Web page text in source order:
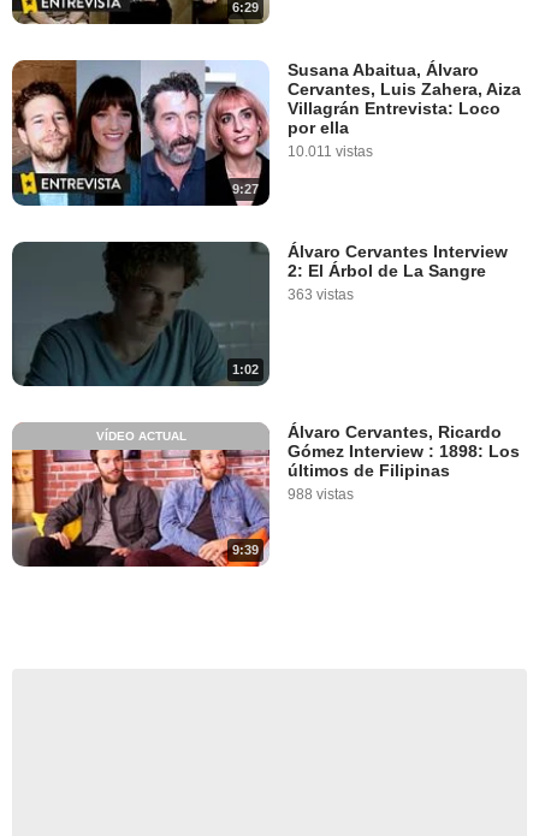
6:29
9:27
Susana Abaitua, Álvaro
Cervantes, Luis Zahera, Aiza
Villagrán Entrevista: Loco
por ella
10.011 vistas
1:02
Álvaro Cervantes Interview
2: El Árbol de La Sangre
363 vistas
9:39
VÍDEO ACTUAL
Álvaro Cervantes, Ricardo
Gómez Interview : 1898: Los
últimos de Filipinas
988 vistas